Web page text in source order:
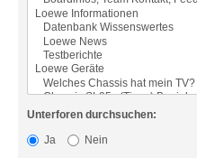
Unterforen durchsuchen:
Ja
Nein